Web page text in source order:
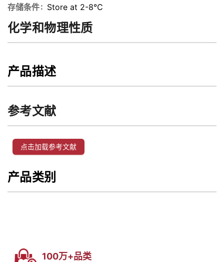
存储条件 Store at 2-8℃
化学和物理性质
产品描述
参考文献
点击加载参考文献
产品类别
100万+品类